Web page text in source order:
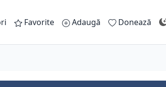
Favorite Adaugă Donează